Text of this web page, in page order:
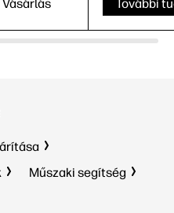
Vásárlás További
Műszaki segítség